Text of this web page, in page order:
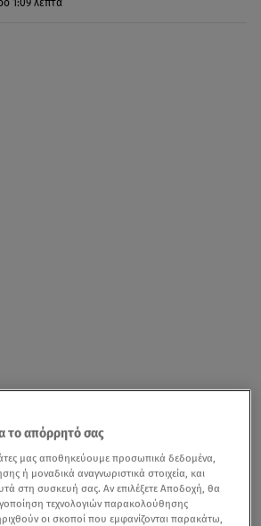
το απόρρητό σας
μας αποθηκεύουμε προσωπικά δεδομένα,
ή μοναδικά αναγνωριστικά στοιχεία, και
στη συσκευή σας. Αν επιλέξετε Αποδοχή, θα
τεχνολογιών παρακολούθησης
οι σκοποί που εμφανίζονται παρακάτω,